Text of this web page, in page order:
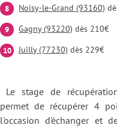
Noisy-le-Grand (93160)
Gagny (93220) dès 210€
Juilly (77230) dès 229€
Le stage de
permet de récupérer 4
l'occasion d'échanger et